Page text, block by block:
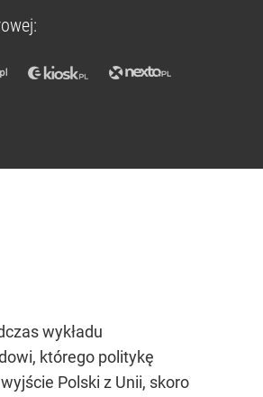
wykładu
którego politykę
Polski z Unii, skoro